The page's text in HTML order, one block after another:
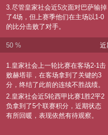
3.尽管皇家社会近5次面对巴萨输掉
了4场，但上赛季他们在主场以1-0
的比分击败了对手。
近
50 %
1.皇家社会上一轮比赛在客场2-1击
败赫塔菲，在客场拿到了关键的3
分，终结了此前的连续不胜战绩。
2.皇家社会近5轮西甲比赛1胜2平2
负拿到了5个联赛积分，近期状态
有所回暖，表现依然有待观察。